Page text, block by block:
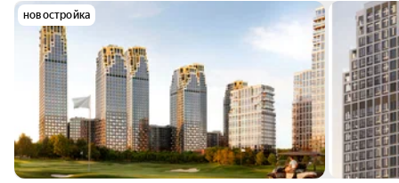
новостройка